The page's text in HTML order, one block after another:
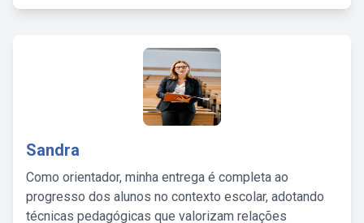
Sandra
Como orientador, minha entrega é completa ao
progresso dos alunos no contexto escolar, adotando
técnicas pedagógicas que valorizam relações